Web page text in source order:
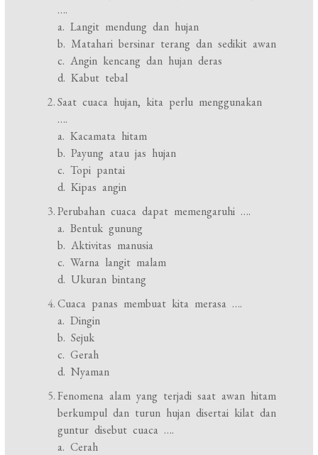
….
a. Langit mendung dan hujan
b. Matahari bersinar terang dan sedikit awan
c. Angin kencang dan hujan deras
d. Kabut tebal
Saat cuaca hujan, kita perlu menggunakan
….
a. Kacamata hitam
b. Payung atau jas hujan
c. Topi pantai
d. Kipas angin
Perubahan cuaca dapat memengaruhi ….
a. Bentuk gunung
b. Aktivitas manusia
c. Warna langit malam
d. Ukuran bintang
Cuaca panas membuat kita merasa ….
a. Dingin
b. Sejuk
c. Gerah
d. Nyaman
Fenomena alam yang terjadi saat awan hitam
berkumpul dan turun hujan disertai kilat dan
guntur disebut cuaca ….
a. Cerah